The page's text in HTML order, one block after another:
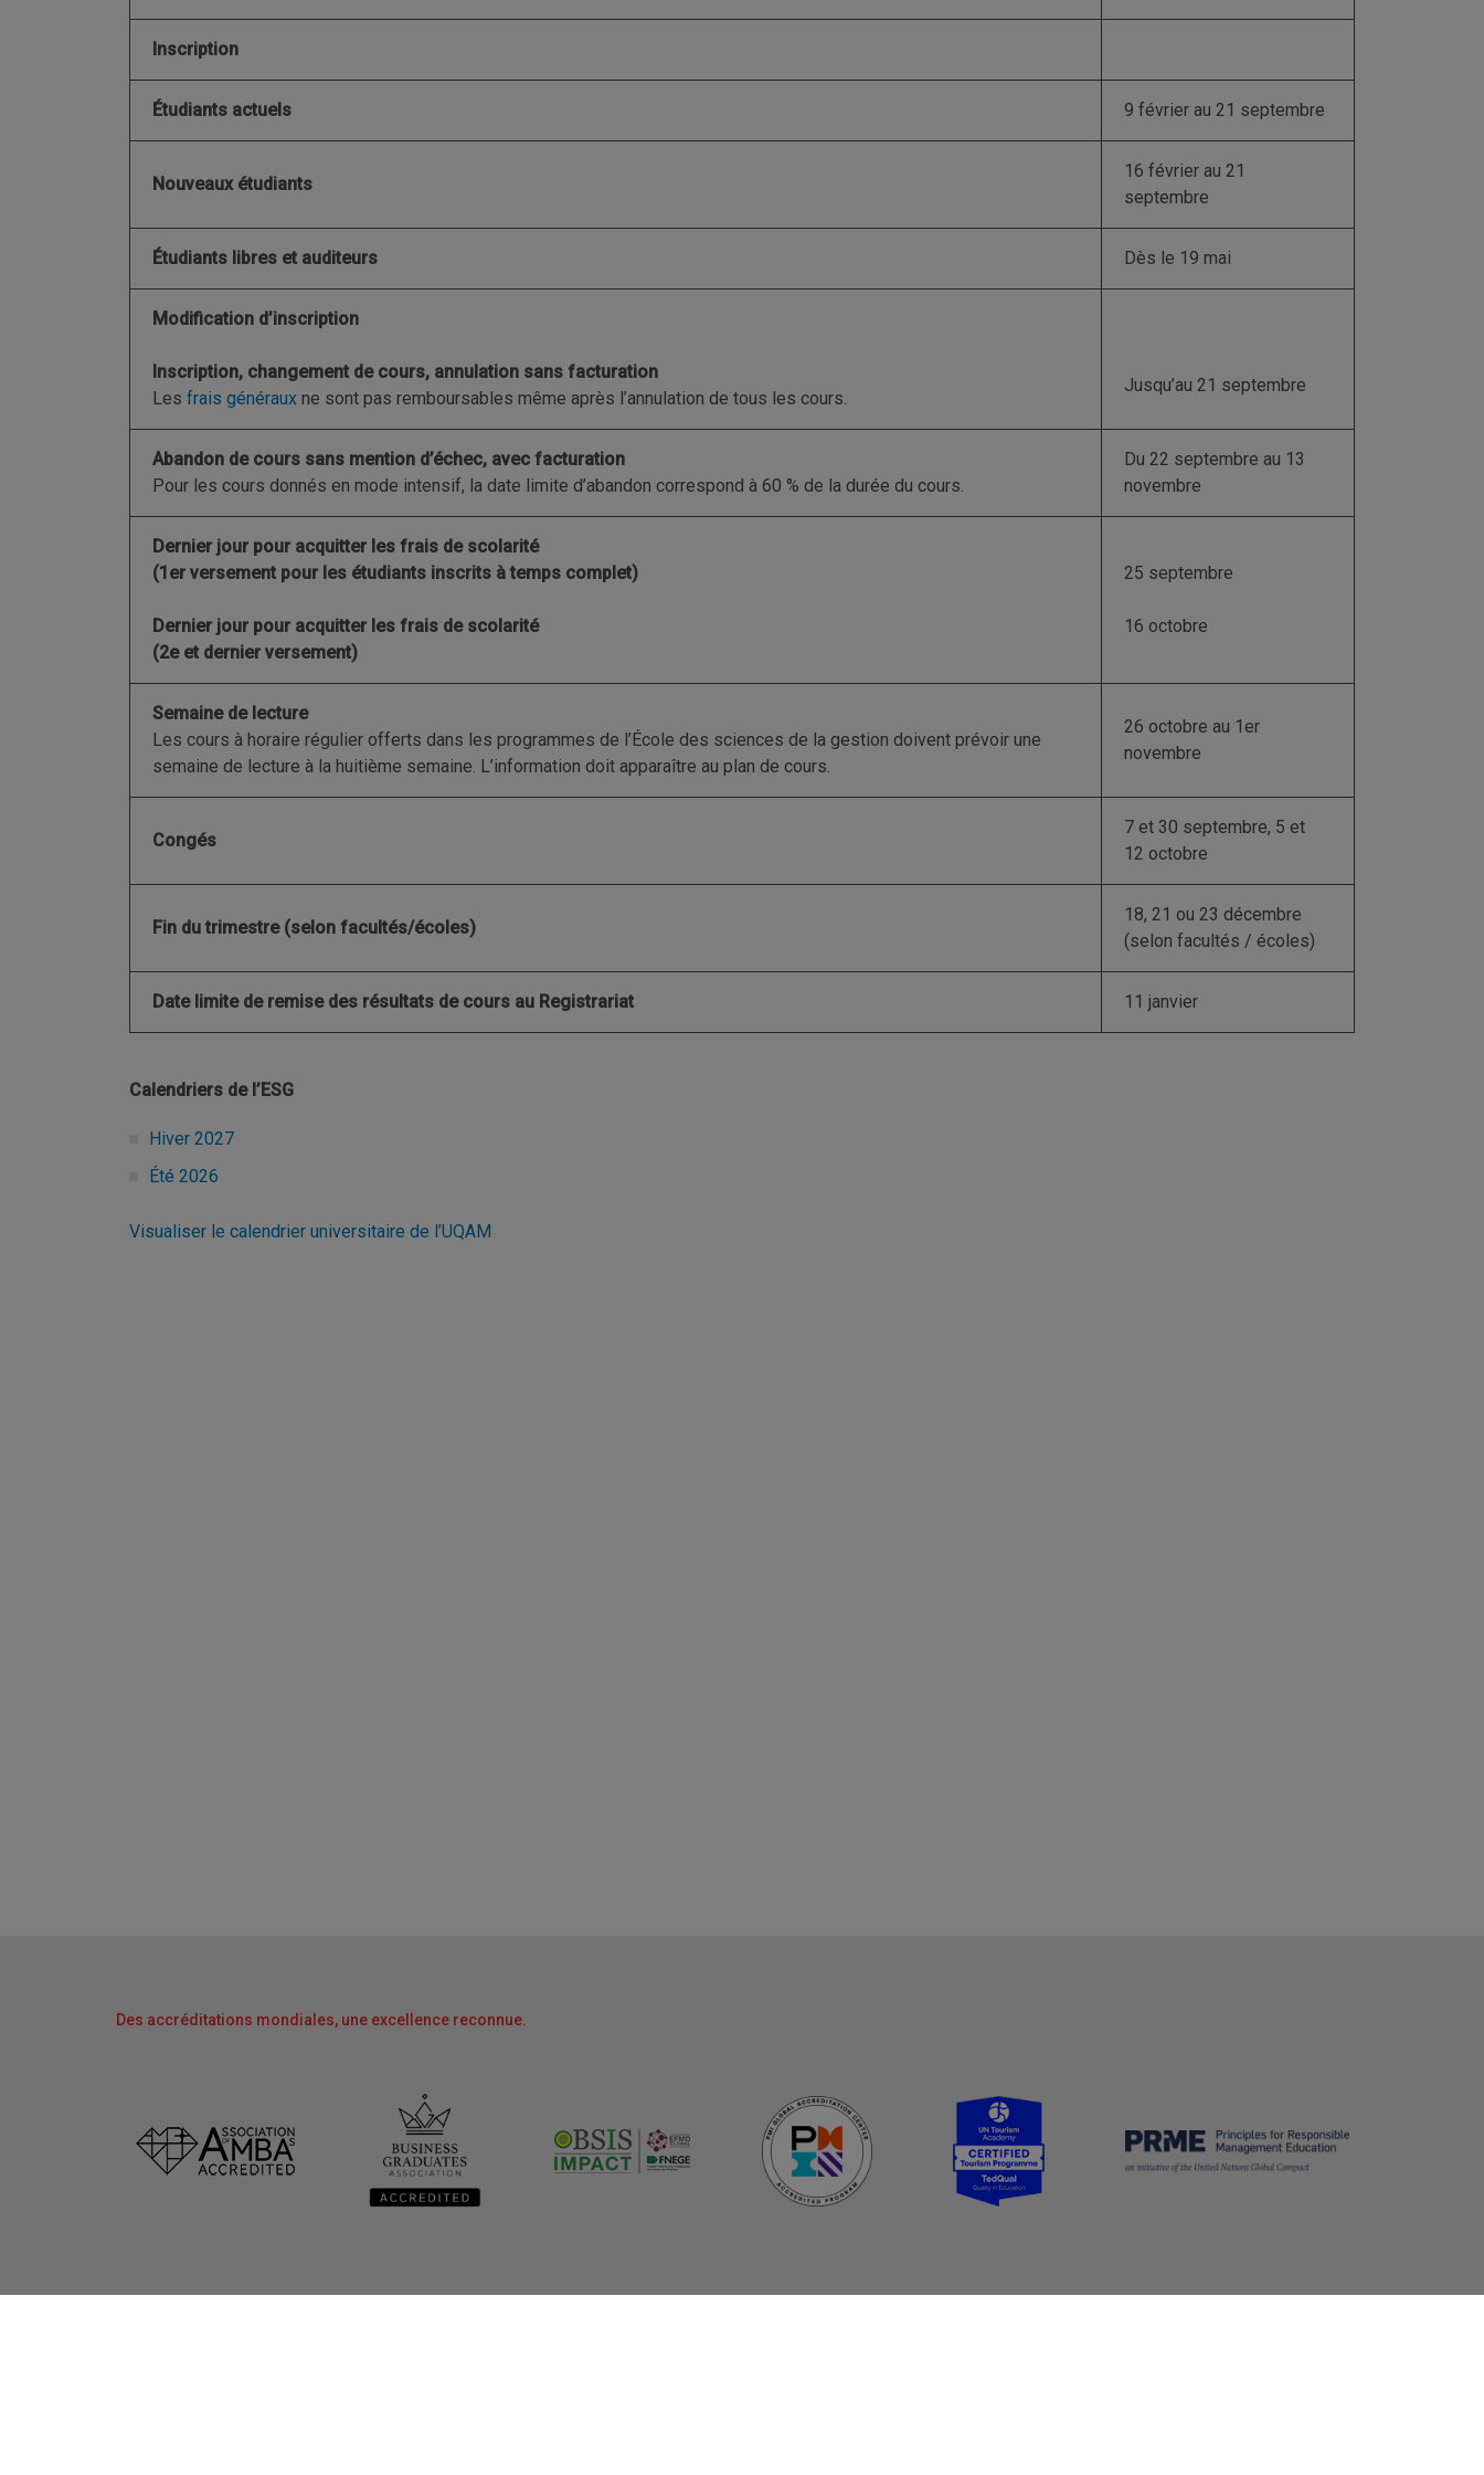
Inscription
Étudiants actuels 9 février au 21 septembre
Nouveaux étudiants
16 février au 21
septembre
Étudiants libres et auditeurs Dès le 19 mai
Modification d’inscription
Inscription, changement de cours, annulation sans facturation
Les frais généraux ne sont pas remboursables même après l’annulation de tous les cours.
Jusqu’au 21 septembre
Abandon de cours sans mention d’échec, avec facturation
Pour les cours donnés en mode intensif, la date limite d’abandon correspond à 60 % de la durée du cours.
Du 22 septembre au 13
novembre
Dernier jour pour acquitter les frais de scolarité
(1er versement pour les étudiants inscrits à temps complet)
Dernier jour pour acquitter les frais de scolarité
(2e et dernier versement)
25 septembre
16 octobre
Semaine de lecture
Les cours à horaire régulier offerts dans les programmes de l’École des sciences de la gestion doivent prévoir une
semaine de lecture à la huitième semaine. L’information doit apparaître au plan de cours.
26 octobre au 1er
novembre
Congés
7 et 30 septembre, 5 et
12 octobre
Fin du trimestre (selon facultés/écoles)
18, 21 ou 23 décembre
(selon facultés / écoles)
Date limite de remise des résultats de cours au Registrariat 11 janvier
Calendriers de l’ESG
Hiver 2027
Été 2026
Visualiser le calendrier universitaire de l’UQAM
Des accréditations mondiales, une excellence reconnue.